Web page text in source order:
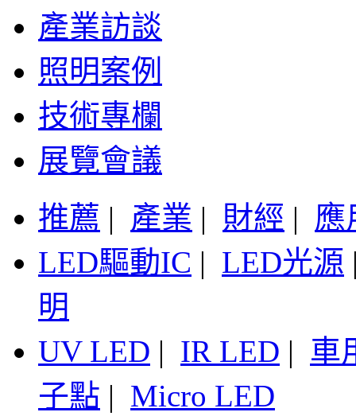
產業訪談
照明案例
技術專欄
展覽會議
推薦 | 產業 | 財經 | 應
LED驅動IC | LED光源
明
UV LED | IR LED | 車
子點 | Micro LED